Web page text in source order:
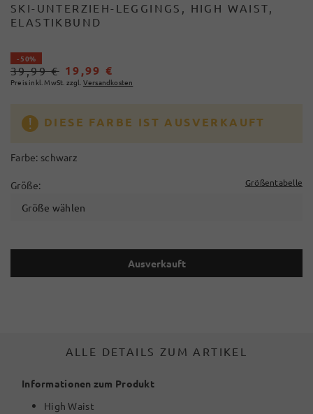
SKI-UNTERZIEH-LEGGINGS, HIGH WAIST,
ELASTIKBUND
- 50%
39,99 € 19,99 €
Preis inkl. MwSt. zzgl. Versandkosten
DIESE FARBE IST AUSVERKAUFT
Farbe: schwarz
Größe: Größentabelle
Größe wählen
Ausverkauft
ALLE DETAILS ZUM ARTIKEL
Informationen zum Produkt
High Waist